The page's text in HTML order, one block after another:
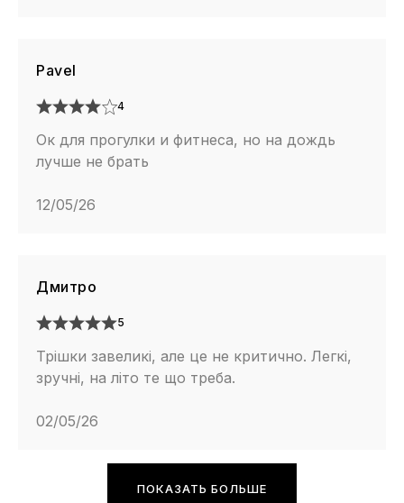
Pavel
4
Ок для прогулки и фитнеса, но на дождь
лучше не брать
12/05/26
Дмитро
5
Трішки завеликі, але це не критично. Легкі,
зручні, на літо те що треба.
02/05/26
ПОКАЗАТЬ БОЛЬШЕ